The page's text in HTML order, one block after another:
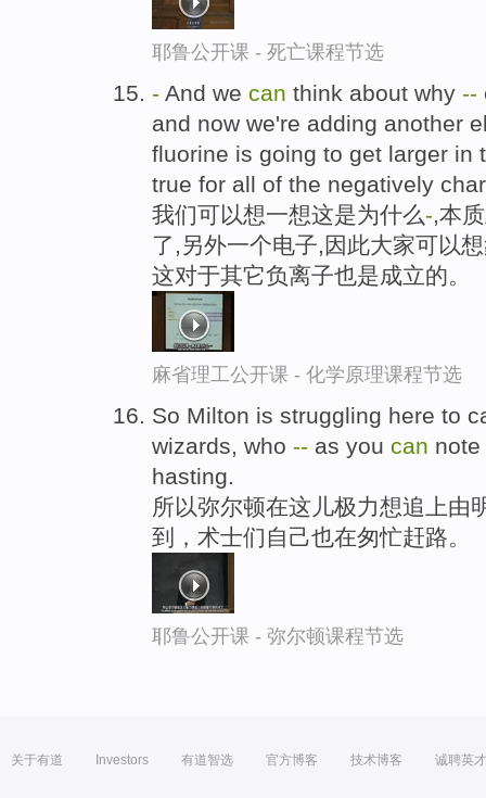
耶鲁公开课 - 死亡课程节选
- And we can think about why --
and now we're adding another
fluorine is going to get larger in
true for all of the negatively
我们可以想一想这是为什么-,本
了,另外一个电子,因此大家可以
这对于其它负离子也是成立的。
麻省理工公开课 - 化学原理课程节选
So Milton is struggling here to
wizards, who -- as you can note
hasting.
所以弥尔顿在这儿极力想追上由
到，术士们自己也在匆忙赶路。
耶鲁公开课 - 弥尔顿课程节选
关于有道 Investors 有道智选 官方博客 技术博客 诚聘英才